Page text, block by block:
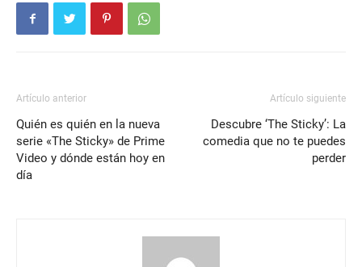
Artículo anterior
Quién es quién en la nueva
serie «The Sticky» de Prime
Video y dónde están hoy en
día
Artículo siguiente
Descubre ‘The Sticky’: La
comedia que no te puedes
perder